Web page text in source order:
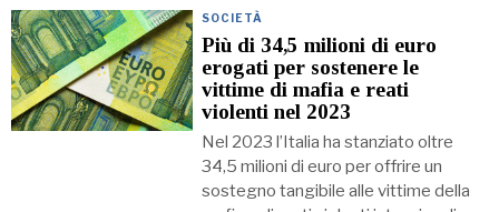
SOCIETÀ
Più di 34,5 milioni di euro
erogati per sostenere le
vittime di mafia e reati
violenti nel 2023
Nel 2023 l’Italia ha stanziato oltre
34,5 milioni di euro per offrire un
sostegno tangibile alle vittime della